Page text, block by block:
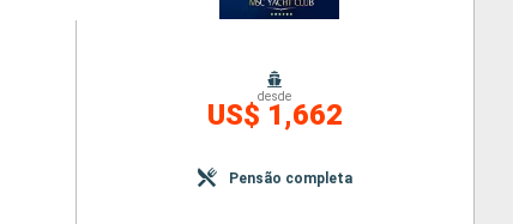
desde
US$ 1,662
Pensão completa